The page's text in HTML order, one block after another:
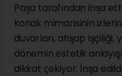
Paşa tarafından inşa
konak mimarisinin
duvarları, ahşap işçiliği,
dönemin estetik
dikkat çekiyor. İnşa